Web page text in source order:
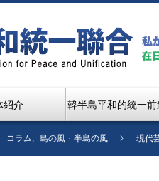
紹介 韓半島平和的統一
コラム, 島の風・半島の風 現代